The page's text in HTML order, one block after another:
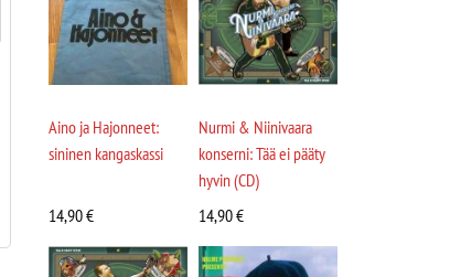
Aino ja Hajonneet:
sininen kangaskassi
14,90€
Nurmi & Niinivaara
konserni: Tää ei pääty
hyvin (CD)
14,90€